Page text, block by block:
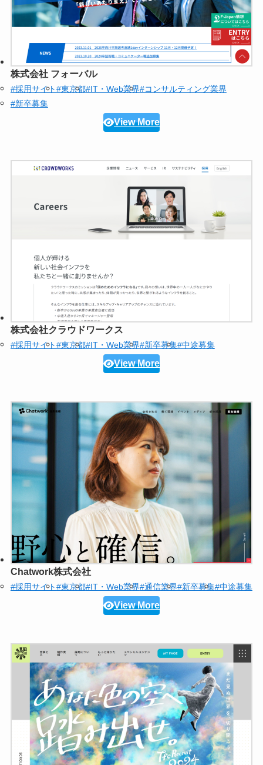
株式会社 フォーバル
#採用サイト#東京都#IT・Web業界#コンサルティング業界
#新卒募集
View More
株式会社クラウドワークス
#採用サイト#東京都#IT・Web業界#新卒募集#中途募集
View More
Chatwork株式会社
#採用サイト#東京都#IT・Web業界#通信業界#新卒募集#中途募集
View More